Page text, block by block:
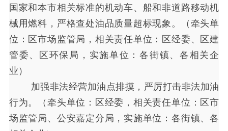
国家和本市相关标准的机动车、船和非道路移动机
械用燃料，严格查处油品质量超标现象。（牵头单
位：区市场监管局，相关责任单位：区经委、区建
管委、区环保局，实施单位：各街镇、各相关企
业）
加强非法经营加油点排摸，严厉打击非法加油
行为。（牵头单位：区经委，相关责任单位：区市
场监管局、公安嘉定分局，实施单位：各街镇、各